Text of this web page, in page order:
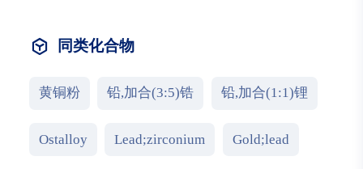
同类化合物
黄铜粉 铅,加合(3:5)锆 铅,加合(1:1)锂
Ostalloy Lead;zirconium Gold;lead